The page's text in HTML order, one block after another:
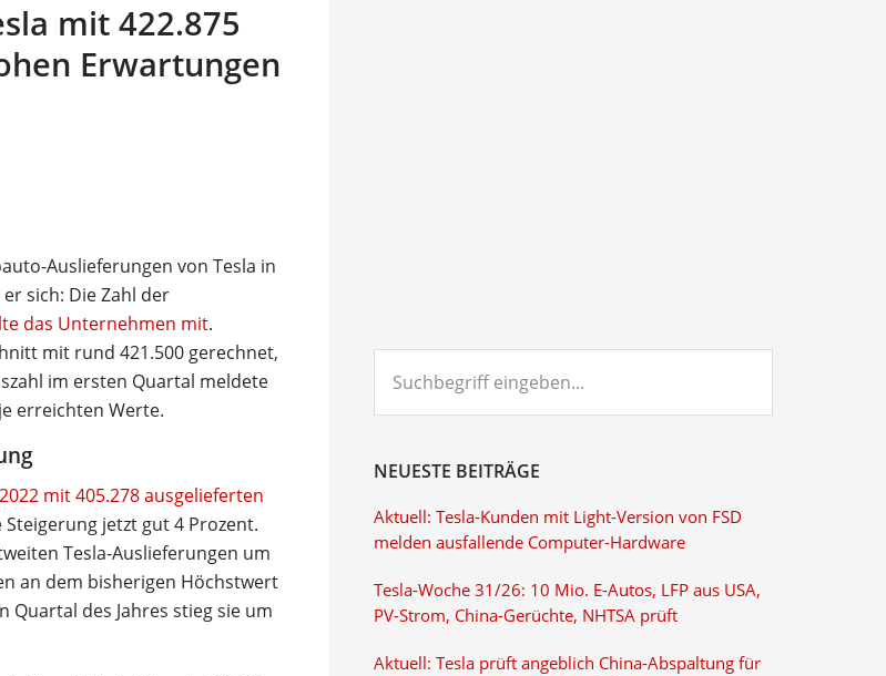
mit 422.875
Erwartungen
Auslieferungen von Tesla in
sich: Die Zahl der
das Unternehmen mit.
mit rund 421.500 gerechnet,
im ersten Quartal meldete
erreichten Werte.
mit 405.278 ausgelieferten
jetzt gut 4 Prozent.
Tesla-Auslieferungen um
an dem bisherigen Höchstwert
des Jahres stieg sie um
eingeben...
NEUESTE BEITRÄGE
Aktuell: Tesla-Kunden mit Light-Version von FSD
melden ausfallende Computer-Hardware
Tesla-Woche 31/26: 10 Mio. E-Autos, LFP aus USA,
PV-Strom, China-Gerüchte, NHTSA prüft
Aktuell: Tesla prüft angeblich China-Abspaltung für